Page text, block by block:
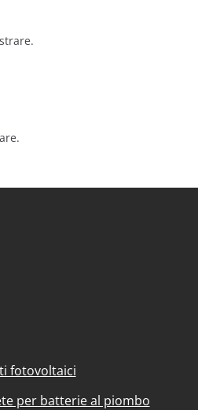
fotovoltaici
per batterie al piombo